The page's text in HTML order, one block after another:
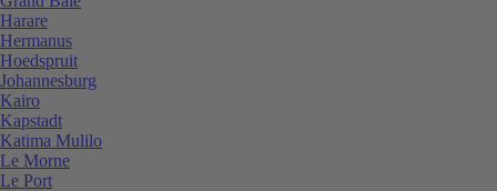
Harare
Hermanus
Hoedspruit
Johannesburg
Kairo
Kapstadt
Katima Mulilo
Le Morne
Le Port